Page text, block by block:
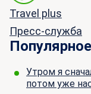
Travel plus
Пресс-служба
Популярное
Утром я
потом уже